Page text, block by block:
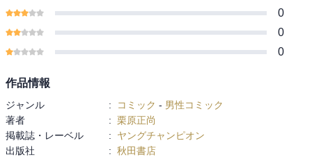
0
0
0
作品情報
ジャンル : コミック - 男性コミック
著者
: 栗原正尚
掲載誌・レーベル
:
ヤングチャンピオン
出版社
: 秋田書店